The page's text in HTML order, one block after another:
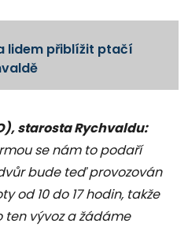
lidem přiblížit ptačí
starosta Rychvaldu:
se nám to podaří
bude teď provozován
od 10 do 17 hodin, takže
vývoz a žádáme